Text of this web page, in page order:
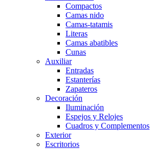
Compactos
Camas nido
Camas-tatamis
Literas
Camas abatibles
Cunas
Auxiliar
Entradas
Estanterías
Zapateros
Decoración
Iluminación
Espejos y Relojes
Cuadros y Complementos
Exterior
Escritorios